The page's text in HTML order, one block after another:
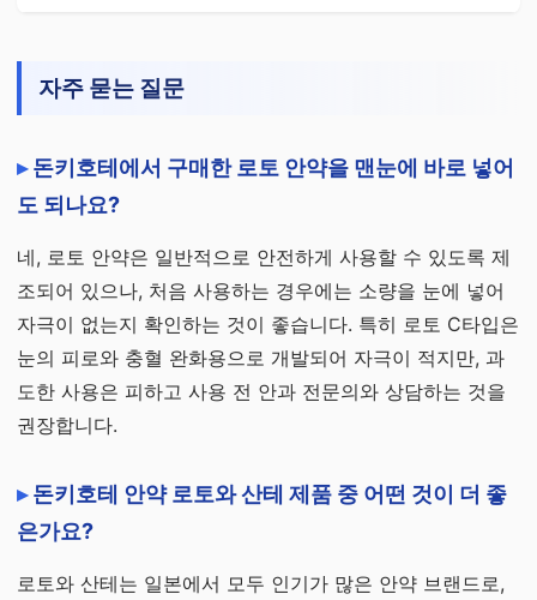
자주 묻는 질문
돈키호테에서 구매한 로토 안약을 맨눈에 바로 넣어
도 되나요?
네, 로토 안약은 일반적으로 안전하게 사용할 수 있도록 제
조되어 있으나, 처음 사용하는 경우에는 소량을 눈에 넣어
자극이 없는지 확인하는 것이 좋습니다. 특히 로토 C타입은
눈의 피로와 충혈 완화용으로 개발되어 자극이 적지만, 과
도한 사용은 피하고 사용 전 안과 전문의와 상담하는 것을
권장합니다.
돈키호테 안약 로토와 산테 제품 중 어떤 것이 더 좋
은가요?
로토와 산테는 일본에서 모두 인기가 많은 안약 브랜드로,